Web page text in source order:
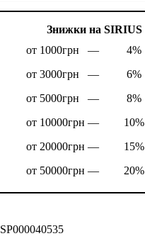
Знижки на SIRIUS
от 1000грн —
4%
от 3000грн —
6%
от 5000грн —
8%
от 10000грн —
10%
от 20000грн —
15%
от 50000грн —
20%
SP000040535